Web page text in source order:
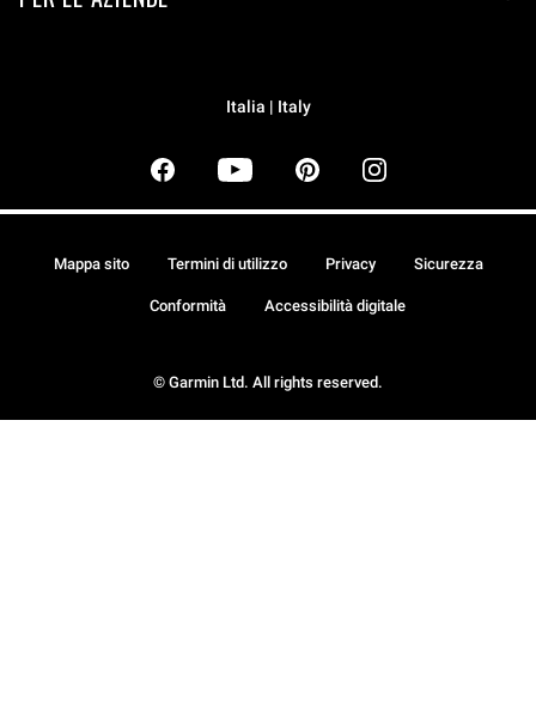
Italia | Italy
© Garmin Ltd. All rights reserved.
Mappa sito Termini di utilizzo Privacy Sicurezza
Conformità Accessibilità digitale